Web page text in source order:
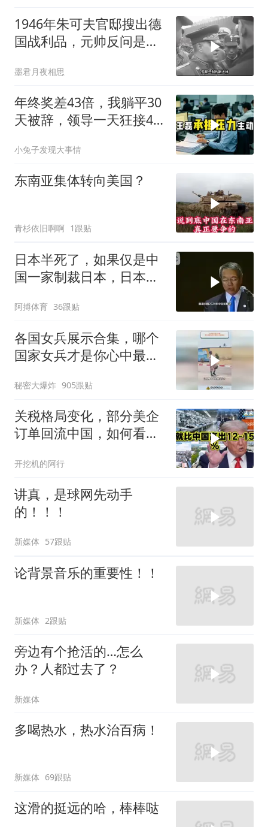
1946年朱可夫官邸搜出德
国战利品，元帅反问是否
墨君月夜相思
年终奖差43倍，我躺平30
天被辞，领导一天狂接47
小兔子发现大事情
东南亚集体转向美国？
青杉依旧啊啊 1跟贴
日本半死了，如果仅是中
国一家制裁日本，日本可
阿搏体育 36跟贴
各国女兵展示合集，哪个
国家女兵才是你心中最飒
秘密大爆炸 905跟贴
关税格局变化，部分美企
订单回流中国，如何看待
听听
开挖机的阿行
讲真，是球网先动手
的！！！
新媒体 57跟贴
论背景音乐的重要性！！
新媒体 2跟贴
旁边有个抢活的…怎么
办？人都过去了？
新媒体
多喝热水，热水治百病！
新媒体 69跟贴
这滑的挺远的哈，棒棒哒